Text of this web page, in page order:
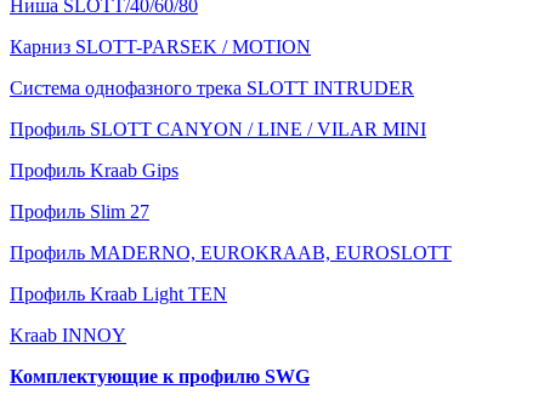
Ниша SLOTT/40/60/80
Карниз SLOTT-PARSEK / MOTION
Система однофазного трека SLOTT INTRUDER
Профиль SLOTT CANYON / LINE / VILAR MINI
Профиль Kraab Gips
Профиль Slim 27
Профиль MADERNO, EUROKRAAB, EUROSLOTT
Профиль Kraab Light TEN
Kraab INNOY
Комплектующие к профилю SWG